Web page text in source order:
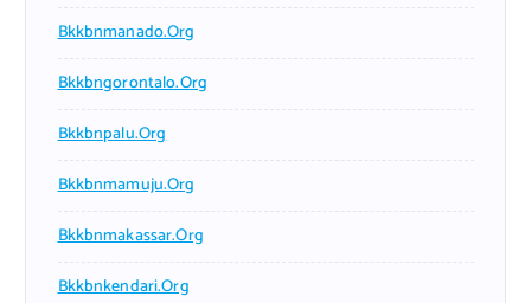
Bkkbnmanado.org
Bkkbngorontalo.org
Bkkbnpalu.org
Bkkbnmamuju.org
Bkkbnmakassar.org
Bkkbnkendari.org